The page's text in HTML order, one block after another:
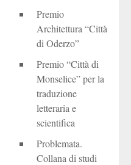
Premio
Architettura “Città
di Oderzo”
Premio “Città di
Monselice” per la
traduzione
letteraria e
scientifica
Problemata.
Collana di studi